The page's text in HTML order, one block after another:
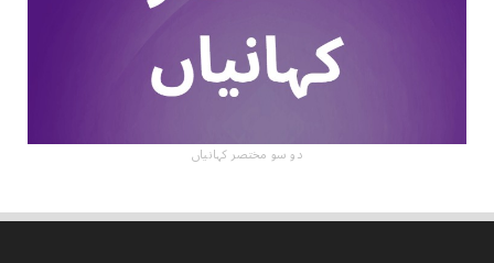
دو سو مختصر کہانیاں